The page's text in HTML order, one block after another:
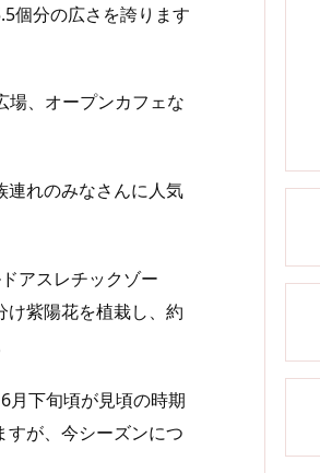
個分の広さを誇ります
、オープンカフェな
れのみなさんに人気
アスレチックゾー
け紫陽花を植栽し、約
月下旬頃が見頃の時期
すが、今シーズンにつ